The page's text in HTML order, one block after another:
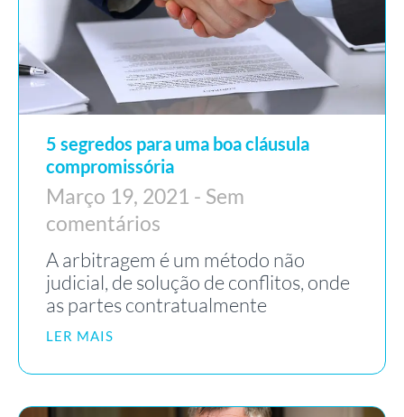
5 segredos para uma boa cláusula
compromissória
Março 19, 2021
Sem
comentários
A arbitragem é um método não
judicial, de solução de conflitos, onde
as partes contratualmente
LER MAIS